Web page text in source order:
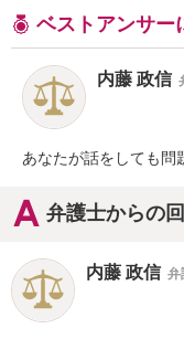
ベストアンサー
内藤 政信
あなたが話をしても問
弁護士からの
内藤 政信 弁